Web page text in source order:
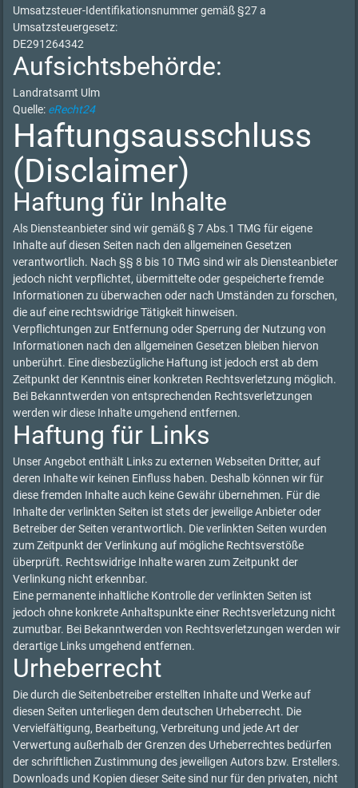
Umsatzsteuer-Identifikationsnummer gemäß §27 a
Umsatzsteuergesetz:
DE291264342
Aufsichtsbehörde:
Landratsamt Ulm
Quelle: eRecht24
Haftungsausschluss
(Disclaimer)
Haftung für Inhalte
Als Diensteanbieter sind wir gemäß § 7 Abs.1 TMG für eigene
Inhalte auf diesen Seiten nach den allgemeinen Gesetzen
verantwortlich. Nach §§ 8 bis 10 TMG sind wir als Diensteanbieter
jedoch nicht verpflichtet, übermittelte oder gespeicherte fremde
Informationen zu überwachen oder nach Umständen zu forschen,
die auf eine rechtswidrige Tätigkeit hinweisen.
Verpflichtungen zur Entfernung oder Sperrung der Nutzung von
Informationen nach den allgemeinen Gesetzen bleiben hiervon
unberührt. Eine diesbezügliche Haftung ist jedoch erst ab dem
Zeitpunkt der Kenntnis einer konkreten Rechtsverletzung möglich.
Bei Bekanntwerden von entsprechenden Rechtsverletzungen
werden wir diese Inhalte umgehend entfernen.
Haftung für Links
Unser Angebot enthält Links zu externen Webseiten Dritter, auf
deren Inhalte wir keinen Einfluss haben. Deshalb können wir für
diese fremden Inhalte auch keine Gewähr übernehmen. Für die
Inhalte der verlinkten Seiten ist stets der jeweilige Anbieter oder
Betreiber der Seiten verantwortlich. Die verlinkten Seiten wurden
zum Zeitpunkt der Verlinkung auf mögliche Rechtsverstöße
überprüft. Rechtswidrige Inhalte waren zum Zeitpunkt der
Verlinkung nicht erkennbar.
Eine permanente inhaltliche Kontrolle der verlinkten Seiten ist
jedoch ohne konkrete Anhaltspunkte einer Rechtsverletzung nicht
zumutbar. Bei Bekanntwerden von Rechtsverletzungen werden wir
derartige Links umgehend entfernen.
Urheberrecht
Die durch die Seitenbetreiber erstellten Inhalte und Werke auf
diesen Seiten unterliegen dem deutschen Urheberrecht. Die
Vervielfältigung, Bearbeitung, Verbreitung und jede Art der
Verwertung außerhalb der Grenzen des Urheberrechtes bedürfen
der schriftlichen Zustimmung des jeweiligen Autors bzw. Erstellers.
Downloads und Kopien dieser Seite sind nur für den privaten, nicht